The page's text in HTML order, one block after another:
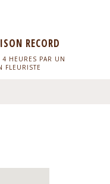
RECORD
HEURES PAR UN
FLEURISTE